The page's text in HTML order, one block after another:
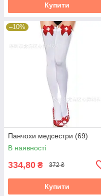
Купити
–10%
Панчохи медсестри (69)
В наявності
334,80 ₴ 372 ₴
Купити